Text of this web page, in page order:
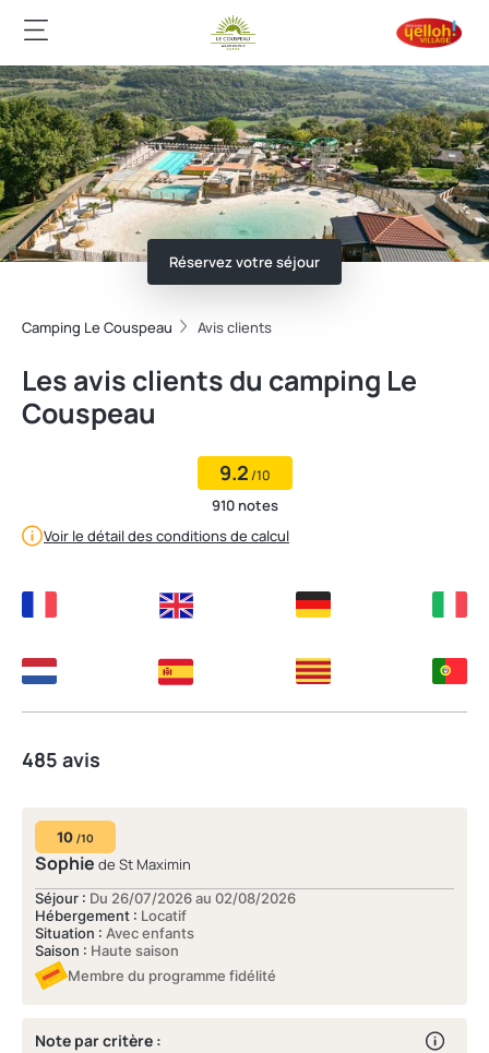
Réservez votre séjour
Camping Le Couspeau Avis clients
Les avis clients du camping Le
Couspeau
9.2/10
910 notes
Voir le détail des conditions de calcul
485 avis
10 /10
Sophie de St Maximin
Séjour : Du 26/07/2026 au 02/08/2026
Hébergement : Locatif
Situation : Avec enfants
Saison : Haute saison
Membre du programme fidélité
Note par critère :